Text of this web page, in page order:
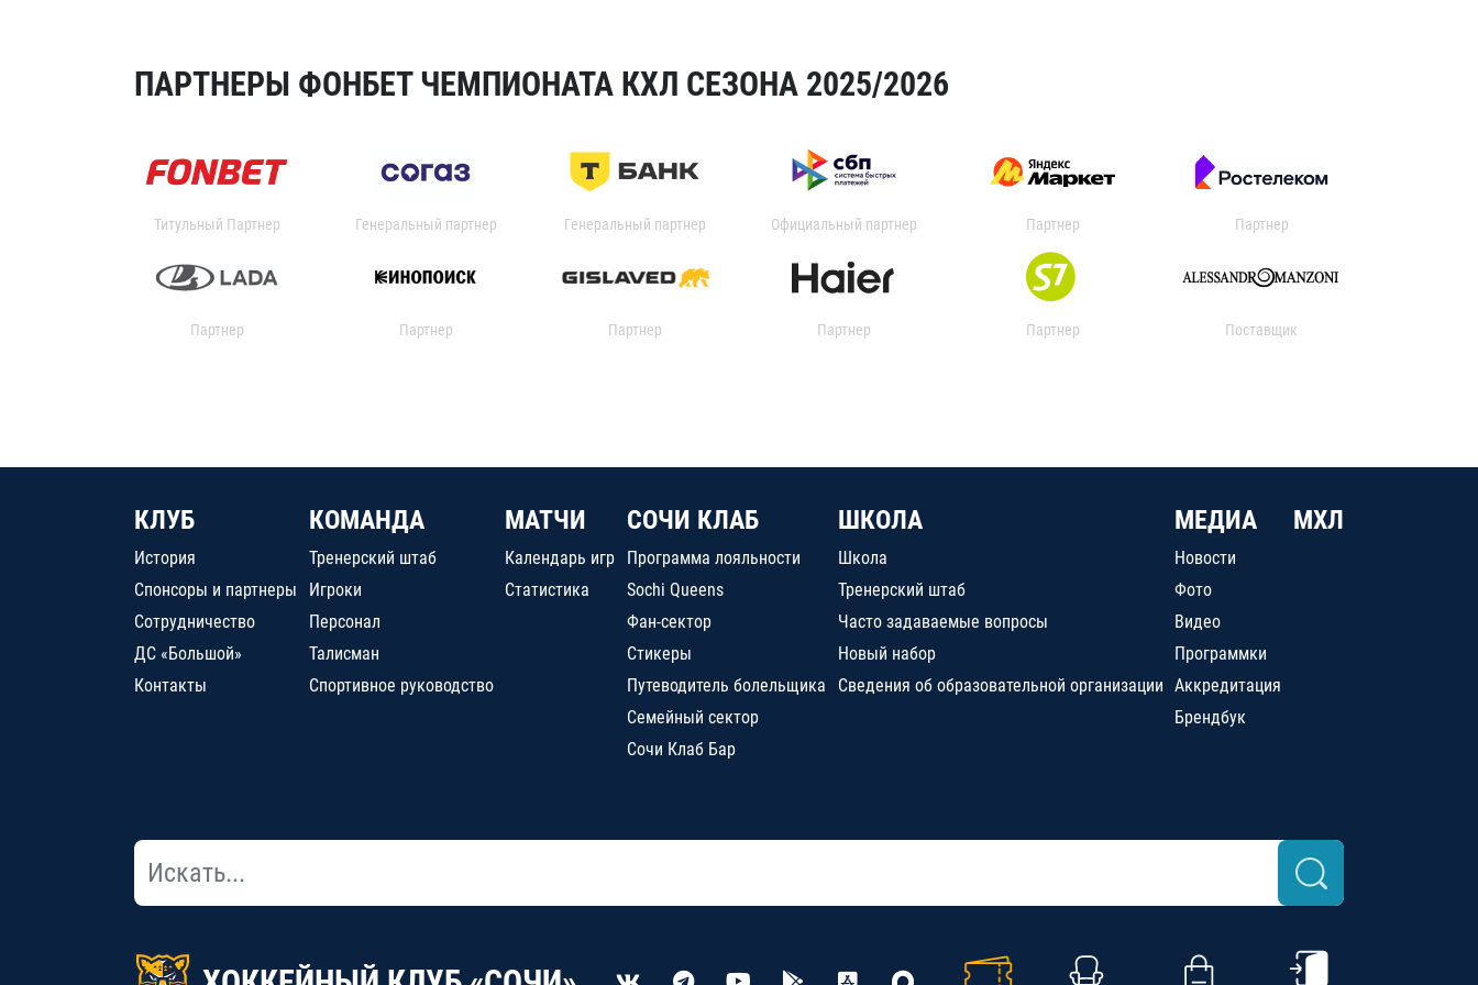
ПАРТНЕРЫ ФОНБЕТ ЧЕМПИОНАТА КХЛ СЕЗОНА 2025/2026
Титульный Партнер Генеральный партнер Генеральный партнер Официальный партнер Партнер Партнер
Партнер Партнер Партнер Партнер Партнер Поставщик
КЛУБ
История
Спонсоры и партнеры
Сотрудничество
ДС «Большой»
Контакты
КОМАНДА
Тренерский штаб
Игроки
Персонал
Талисман
Спортивное руководство
МАТЧИ
Календарь игр
Статистика
СОЧИ КЛАБ
Программа лояльности
Sochi Queens
Фан-сектор
Стикеры
Путеводитель болельщика
Семейный сектор
Сочи Клаб Бар
ШКОЛА
Школа
Тренерский штаб
Часто задаваемые вопросы
Новый набор
Сведения об образовательной организации
МЕДИА
Новости
Фото
Видео
Программки
Аккредитация
Брендбук
МХЛ